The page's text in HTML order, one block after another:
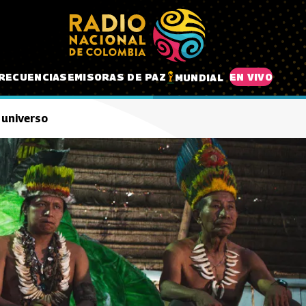
EMISORAS DE PAZ MUNDIAL EN VIVO